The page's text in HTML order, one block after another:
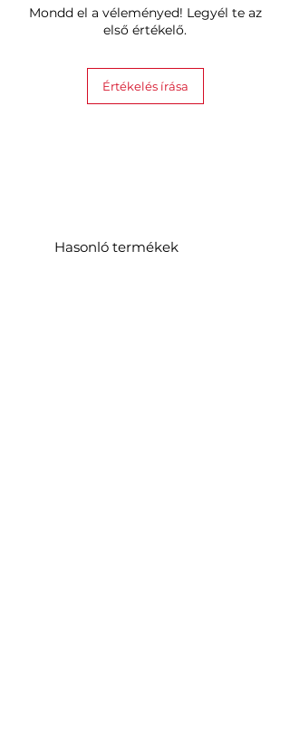
Mondd el a véleményed! Legyél te az
első értékelő.
Értékelés írása
Hasonló termékek